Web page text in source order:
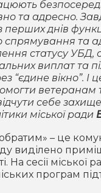
та адресно.
перших днів
спрямування та
статусу
виплат та
“єдине вікно”.
ветеранам
себе
міської ради
– це
виділено
На сесії міської
програм